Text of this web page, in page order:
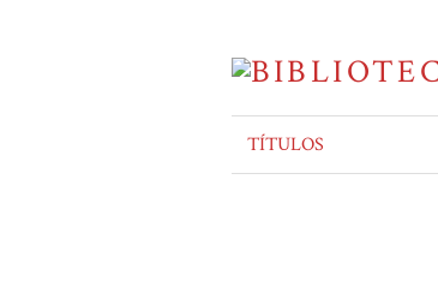
TÍTULOS